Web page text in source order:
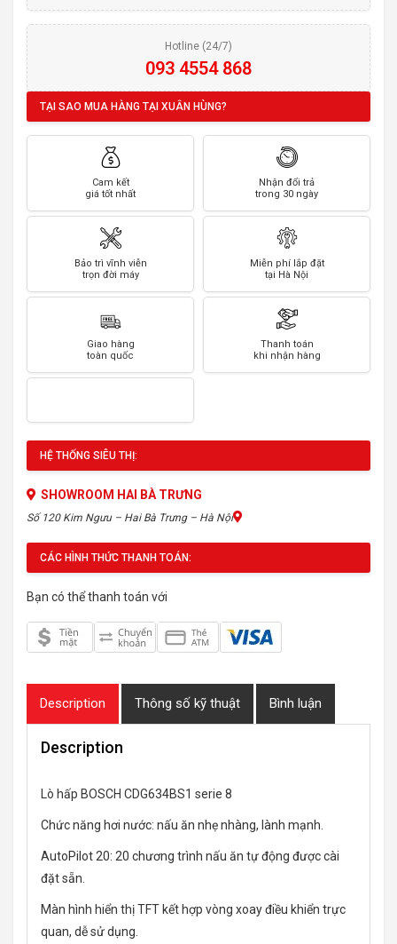
Hotline (24/7)
093 4554 868
TẠI SAO MUA HÀNG TẠI XUÂN HÙNG?
Cam kết
giá tốt nhất
Nhận đổi trả
trong 30 ngày
Bảo trì vĩnh viễn
trọn đời máy
Miễn phí lắp đặt
tại Hà Nội
Giao hàng
toàn quốc
Thanh toán
khi nhận hàng
HỆ THỐNG SIÊU THỊ:
SHOWROOM HAI BÀ TRƯNG
Số 120 Kim Ngưu – Hai Bà Trưng – Hà Nội
CÁC HÌNH THỨC THANH TOÁN:
Bạn có thể thanh toán với
Description Thông số kỹ thuật Bình luận
Description
Lò hấp BOSCH CDG634BS1 serie 8
Chức năng hơi nước: nấu ăn nhẹ nhàng, lành mạnh.
AutoPilot 20: 20 chương trình nấu ăn tự động được cài
đặt sẵn.
Màn hình hiển thị TFT kết hợp vòng xoay điều khiển trực
quan, dễ sử dụng.